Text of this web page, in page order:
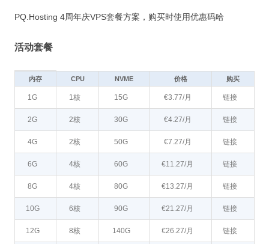
PQ.Hosting 4周年庆VPS套餐方案，购买时使用优惠码哈
活动套餐
内存 CPU NVME 价格 购买
1G 1核 15G €3.77/月 链接
2G 2核 30G €4.27/月 链接
4G 2核 50G €7.27/月 链接
6G 4核 60G €11.27/月 链接
8G 4核 80G €13.27/月 链接
10G 6核 90G €21.27/月 链接
12G 8核 140G €26.27/月 链接